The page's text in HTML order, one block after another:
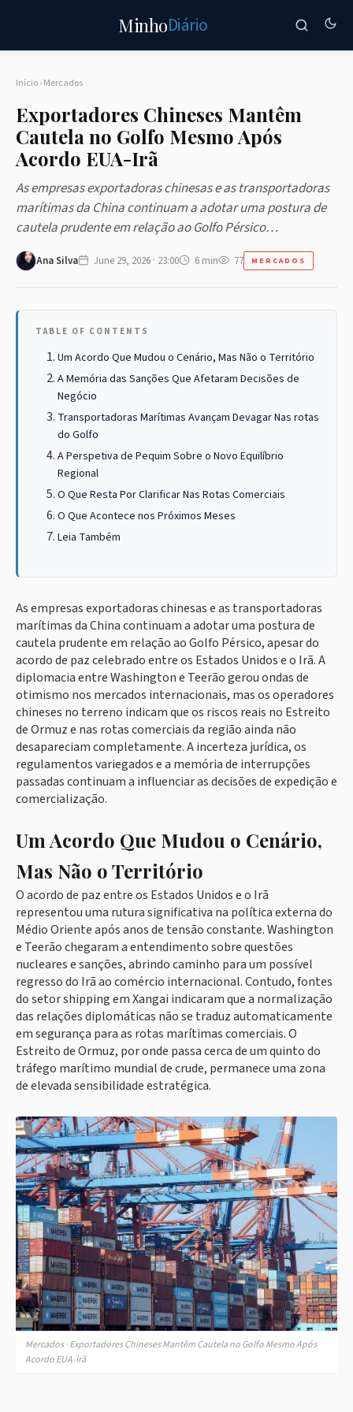
MinhoDiário
Início›Mercados
Exportadores Chineses Mantêm
Cautela no Golfo Mesmo Após
Acordo EUA-Irã
As empresas exportadoras chinesas e as transportadoras
marítimas da China continuam a adotar uma postura de
cautela prudente em relação ao Golfo Pérsico…
Ana Silva June 29, 2026 · 23:00 6 min 77 MERCADOS
TABLE OF CONTENTS
Um Acordo Que Mudou o Cenário, Mas Não o Território
A Memória das Sanções Que Afetaram Decisões de
Negócio
Transportadoras Marítimas Avançam Devagar Nas rotas
do Golfo
A Perspetiva de Pequim Sobre o Novo Equilíbrio
Regional
O Que Resta Por Clarificar Nas Rotas Comerciais
O Que Acontece nos Próximos Meses
Leia Também
As empresas exportadoras chinesas e as transportadoras
marítimas da China continuam a adotar uma postura de
cautela prudente em relação ao Golfo Pérsico, apesar do
acordo de paz celebrado entre os Estados Unidos e o Irã. A
diplomacia entre Washington e Teerão gerou ondas de
otimismo nos mercados internacionais, mas os operadores
chineses no terreno indicam que os riscos reais no Estreito
de Ormuz e nas rotas comerciais da região ainda não
desapareciam completamente. A incerteza jurídica, os
regulamentos variegados e a memória de interrupções
passadas continuam a influenciar as decisões de expedição e
comercialização.
Um Acordo Que Mudou o Cenário,
Mas Não o Território
O acordo de paz entre os Estados Unidos e o Irã
representou uma rutura significativa na política externa do
Médio Oriente após anos de tensão constante. Washington
e Teerão chegaram a entendimento sobre questões
nucleares e sanções, abrindo caminho para um possível
regresso do Irã ao comércio internacional. Contudo, fontes
do setor shipping em Xangai indicaram que a normalização
das relações diplomáticas não se traduz automaticamente
em segurança para as rotas marítimas comerciais. O
Estreito de Ormuz, por onde passa cerca de um quinto do
tráfego marítimo mundial de crude, permanece uma zona
de elevada sensibilidade estratégica.
Mercados · Exportadores Chineses Mantêm Cautela no Golfo Mesmo Após
Acordo EUA-Irã